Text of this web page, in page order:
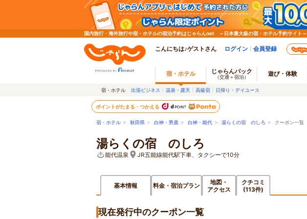
国内旅行・海外旅行や宿・ホテルの宿泊予約はじゃらんnet ～日本最大級の宿・ホテル予約サイト～
こんにちは♪ゲストさん ログイン 会員登録
宿・ホテル じゃらんパック
（交通＋宿泊） 遊び・体験
宿・ホテル 出張ビジネス 温泉・露天 高級宿 日帰り・デイユース
ポイントがたまる・つかえる
宿・ホテル > 秋田県 > 白神・男鹿 > 白神・能代 > 湯らくの宿 のしろ > クーポン一覧
湯らくの宿 のしろ
能代温泉 JR五能線能代駅下車、タクシーで10分
基本情報 料金・宿泊プラン
地図・
アクセス
クチコミ
(113件)
現在発行中のクーポン一覧